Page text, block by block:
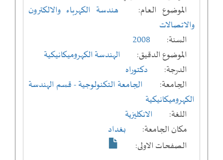
الموضوع العام:
هندسة الكهرباء والالكترون
والاتصالات
السنة:
2008
الموضوع الدقيق:
الهندسة الكهروميكانيكية
الدرجة:
دكتوراه
الجامعة:
الجامعة التكنولوجية- قسم الهندسة
الكهروميكانيكية
اللغة:
الانكليزية
مكان الجامعة:
بغداد
الصفحات الاولى: